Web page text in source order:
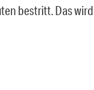
bestritt. Das